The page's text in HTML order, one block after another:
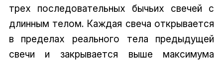
трех последовательных бычьих свечей с
длинным телом. Каждая свеча открывается
в пределах реального тела предыдущей
свечи и закрывается выше максимума